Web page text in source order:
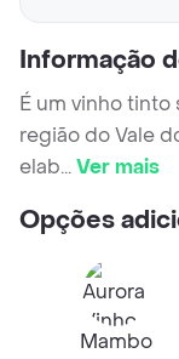
Informação
É um vinho
região do Vale
elab...Ver mais
Opções
Mambo